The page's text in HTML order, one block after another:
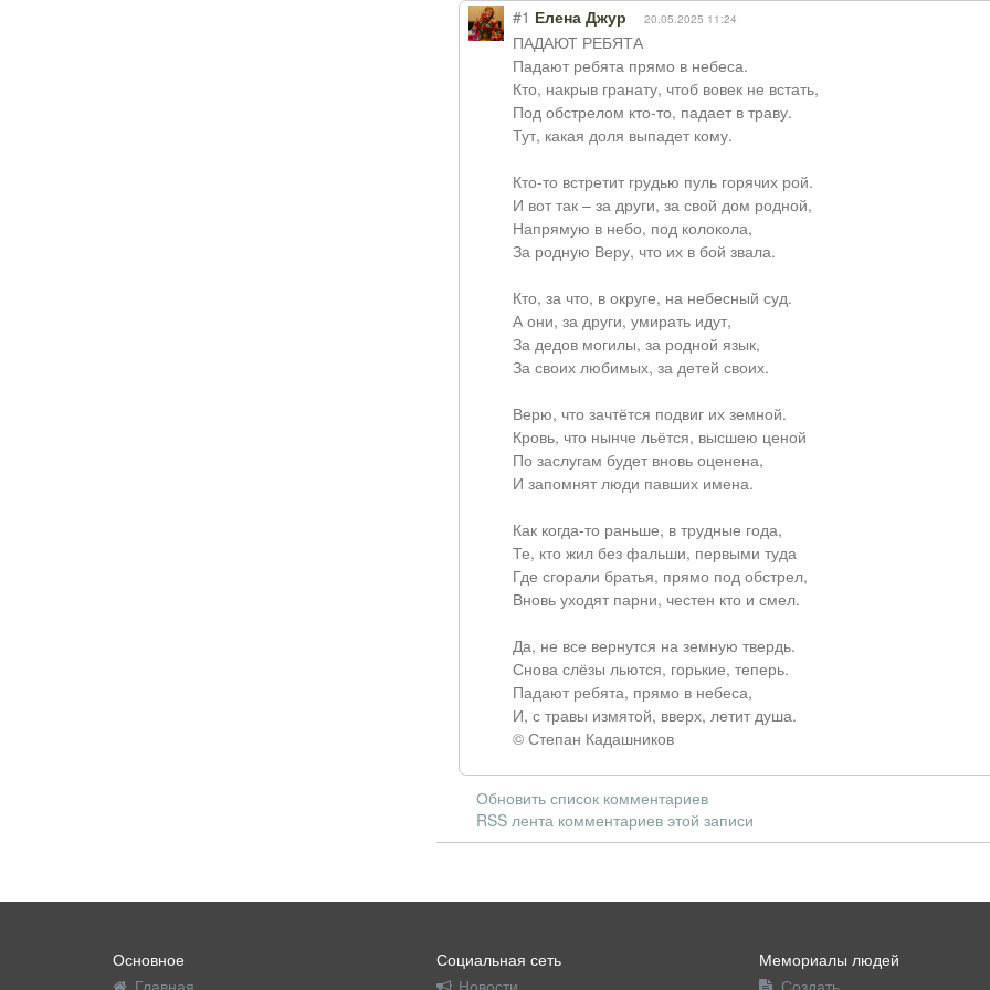
#1 Елена Джур 20.05.2025 11:24
ПАДАЮТ РЕБЯТА
Падают ребята прямо в небеса.
Кто, накрыв гранату, чтоб вовек не встать,
Под обстрелом кто-то, падает в траву.
Тут, какая доля выпадет кому.
Кто-то встретит грудью пуль горячих рой.
И вот так – за други, за свой дом родной,
Напрямую в небо, под колокола,
За родную Веру, что их в бой звала.
Кто, за что, в округе, на небесный суд.
А они, за други, умирать идут,
За дедов могилы, за родной язык,
За своих любимых, за детей своих.
Верю, что зачтётся подвиг их земной.
Кровь, что нынче льётся, высшею ценой
По заслугам будет вновь оценена,
И запомнят люди павших имена.
Как когда-то раньше, в трудные года,
Те, кто жил без фальши, первыми туда
Где сгорали братья, прямо под обстрел,
Вновь уходят парни, честен кто и смел.
Да, не все вернутся на земную твердь.
Снова слёзы льются, горькие, теперь.
Падают ребята, прямо в небеса,
И, с травы измятой, вверх, летит душа.
© Степан Кадашников
Обновить список комментариев
RSS лента комментариев этой записи
Основное
Главная
Социальная сеть
Новости
Мемориалы людей
Создать